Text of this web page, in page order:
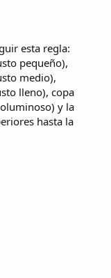
esta regla:
pequeño),
medio),
lleno), copa
y la
hasta la